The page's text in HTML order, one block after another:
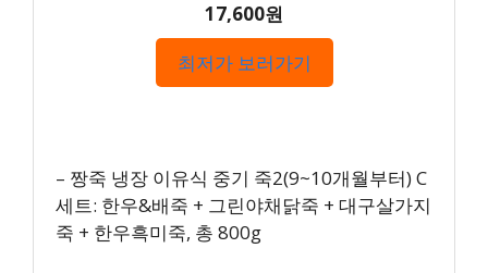
17,600원
최저가 보러가기
– 짱죽 냉장 이유식 중기 죽2(9~10개월부터) C
세트: 한우&배죽 + 그린야채닭죽 + 대구살가지
죽 + 한우흑미죽, 총 800g